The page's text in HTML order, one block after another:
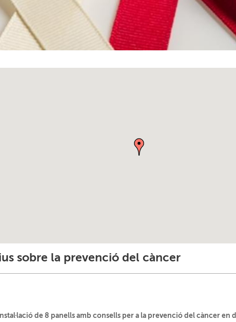
sobre la prevenció del càncer
nstal·lació de 8 panells amb consells per a la prevenció del càncer